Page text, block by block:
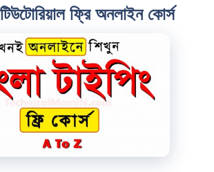
টিউটোরিয়াল ফ্রি অনলাইন কোর্স